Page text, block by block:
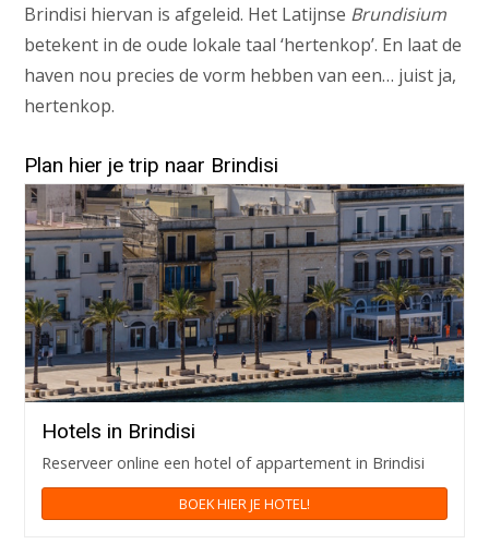
Brindisi hiervan is afgeleid. Het Latijnse Brundisium
betekent in de oude lokale taal ‘hertenkop’. En laat de
haven nou precies de vorm hebben van een… juist ja,
hertenkop.
Plan hier je trip naar Brindisi
Hotels in Brindisi
Reserveer online een hotel of appartement in Brindisi
BOEK HIER JE HOTEL!